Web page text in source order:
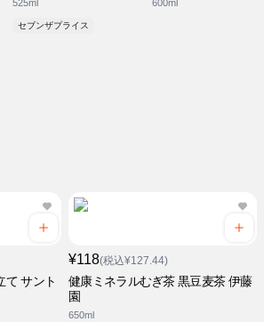
525ml
セブンザプライス
600ml
て サント
¥118(税込¥127.44)
健康ミネラルむぎ茶 黒豆麦茶 伊藤
園
650ml